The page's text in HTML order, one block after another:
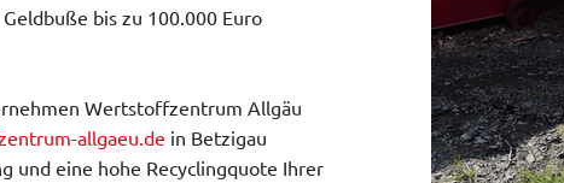
bis zu 100.000 Euro
Wertstoffzentrum Allgäu
allgaeu.de in Betzigau
und eine hohe Recyclingquote Ihrer